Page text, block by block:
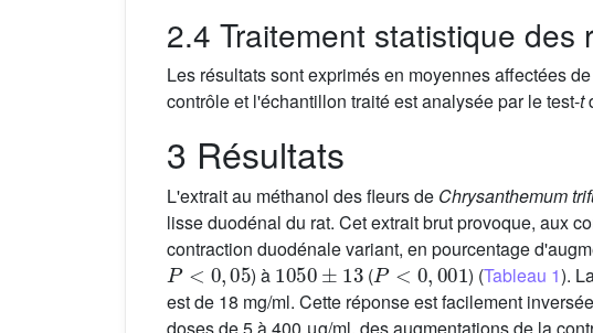
2.4 Traitement statistique des
Les résultats sont exprimés en moyennes affectées
contrôle et l'échantillon traité est analysée par le test-t
3 Résultats
L'extrait au méthanol des fleurs de Chrysanthemum
lisse duodénal du rat. Cet extrait brut provoque, aux
contraction duodénale variant, en pourcentage
P<0,05
) à
1050±13
(
P<0,001
) (Tableau 1).
est de 18 mg/ml. Cette réponse est facilement
doses de 5 à 400 μg/ml, des augmentations de la